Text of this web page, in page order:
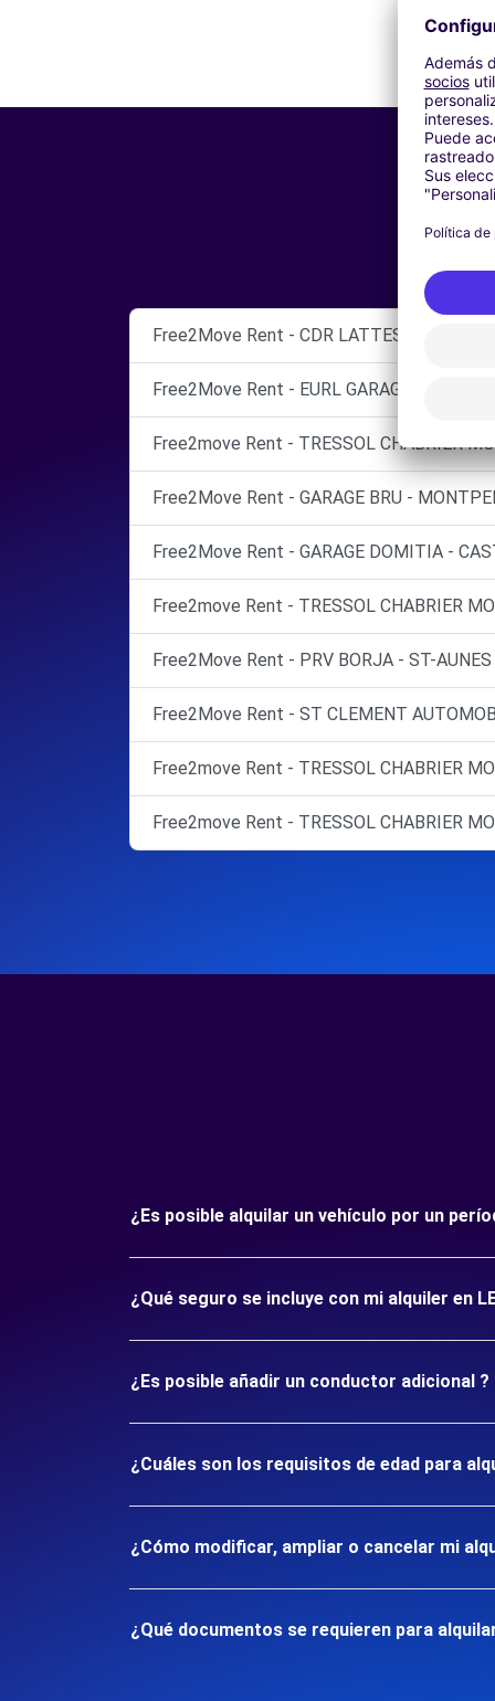
Free2Move Rent - CDR LATTES -
Free2Move Rent - EURL GARAGE ROPA -
Free2move Rent - TRESSOL CHABRIER
Free2Move Rent - GARAGE BRU -
Free2Move Rent - GARAGE DOMITIA -
Free2move Rent - TRESSOL CHABRIER
Free2Move Rent - PRV BORJA - ST-AUNES
Free2Move Rent - ST CLEMENT
Free2move Rent - TRESSOL CHABRIER
Free2move Rent - TRESSOL CHABRIER
¿Es posible alquilar un vehículo por un
¿Qué seguro se incluye con mi alquiler en
¿Es posible añadir un conductor adicional ?
¿Cuáles son los requisitos de edad para
¿Cómo modificar, ampliar o cancelar mi
¿Qué documentos se requieren para